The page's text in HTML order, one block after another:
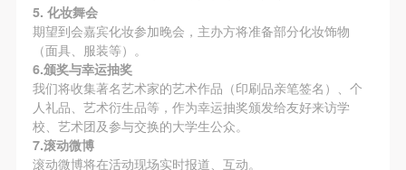
5. 化妆舞会
期望到会嘉宾化妆参加晚会，主办方将准备部分化妆饰物
（面具、服装等）。
6.颁奖与幸运抽奖
我们将收集著名艺术家的艺术作品（印刷品亲笔签名）、个
人礼品、艺术衍生品等，作为幸运抽奖颁发给友好来访学
校、艺术团及参与交换的大学生公众。
7.滚动微博
滚动微博将在活动现场实时报道、互动。
附带光盘及宣传资料。
（3）、使用地域范围
适用地域范围包括国内和国外。
使用肖像的媒介限于不损害甲方肖像权的任何媒介
（如杂志、网络等）。
三、肖像权使用期限
永久使用。
附带光盘及宣传资料。
（3）、使用地域范围
适用地域范围包括国内和国外。
使用肖像的媒介限于不损害甲方肖像权的任何媒介
（如杂志、网络等）。
三、肖像权使用期限
永久使用。
附带光盘及宣传资料。
（3）、使用地域范围
适用地域范围包括国内和国外。
使用肖像的媒介限于不损害甲方肖像权的任何媒介
（如杂志、网络等）。
三、肖像权使用期限
永久使用。